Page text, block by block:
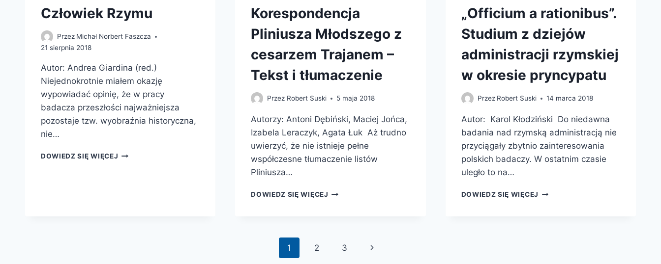
Człowiek Rzymu
Przez Michał Norbert Faszcza
21 sierpnia 2018
Autor: Andrea Giardina (red.)
Niejednokrotnie miałem okazję
wypowiadać opinię, że w pracy
badacza przeszłości najważniejsza
pozostaje tzw. wyobraźnia historyczna,
nie…
DOWIEDZ SIĘ WIĘCEJ CZŁOWIEK
Korespondencja
Pliniusza Młodszego z
cesarzem Trajanem –
Tekst i tłumaczenie
Przez Robert Suski 5 maja 2018
Autorzy: Antoni Dębiński, Maciej Jońca,
Izabela Leraczyk, Agata Łuk Aż trudno
uwierzyć, że nie istnieje pełne
współczesne tłumaczenie listów
Pliniusza…
DOWIEDZ SIĘ WIĘCEJ KORESPONDENCJA
TRAJANEM
„Officium a rationibus”.
Studium z dziejów
administracji rzymskiej
w okresie pryncypatu
Przez Robert Suski 14 marca 2018
Autor: Karol Kłodziński Do niedawna
badania nad rzymską administracją nie
przyciągały zbytnio zainteresowania
polskich badaczy. W ostatnim czasie
uległo to na…
DOWIEDZ SIĘ WIĘCEJ „OFFICIUM
1 2 3
Następna